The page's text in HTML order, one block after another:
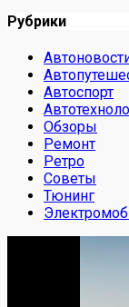
Рубрики
Автоспорт
Обзоры
Ремонт
Ретро
Советы
Тюнинг